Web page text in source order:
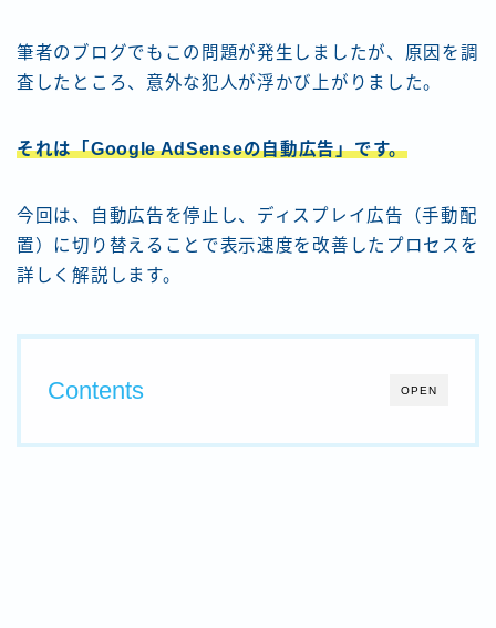
筆者のブログでもこの問題が発生しましたが、原因を調
査したところ、意外な犯人が浮かび上がりました。
それは「Google AdSenseの自動広告」です。
今回は、自動広告を停止し、ディスプレイ広告（手動配
置）に切り替えることで表示速度を改善したプロセスを
詳しく解説します。
OPEN
Contents